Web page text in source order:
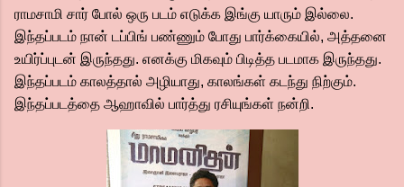
ராமசாமி சார் போல் ஒரு படம் எடுக்க இங்கு யாரும் இல்லை.
இந்தப்படம் நான் டப்பிங் பண்ணும் போது பார்க்கையில், அத்தனை
உயிர்ப்புடன் இருந்தது. எனக்கு மிகவும் பிடித்த படமாக இருந்தது.
இந்தப்படம் காலத்தால் அழியாது, காலங்கள் கடந்து நிற்கும்.
இந்தப்படத்தை ஆஹாவில் பார்த்து ரசியுங்கள் நன்றி.